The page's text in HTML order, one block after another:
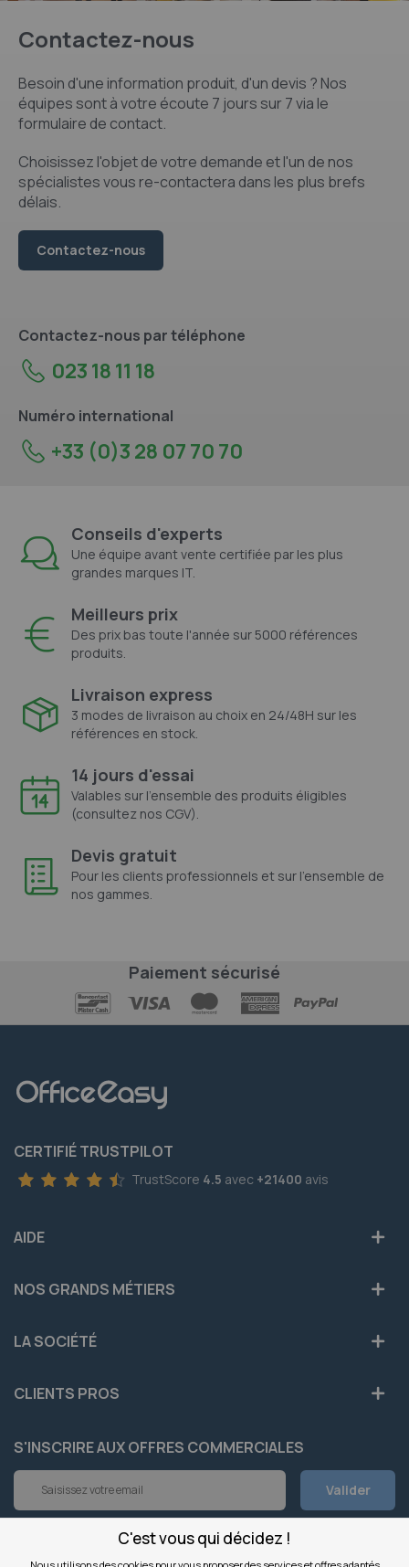
C'est vous qui décidez !
Contactez-nous
Besoin d'une information produit, d'un devis ? Nos
équipes sont à votre écoute 7 jours sur 7 via le
formulaire de contact.
Choisissez l'objet de votre demande et l'un de nos
spécialistes vous re-contactera dans les plus brefs
délais.
Contactez-nous
Contactez-nous par téléphone
023 18 11 18
Numéro international
+33 (0)3 28 07 70 70
Conseils d'experts
Une équipe avant vente certifiée par les plus
grandes marques IT.
Meilleurs prix
Des prix bas toute l'année sur 5000 références
produits.
Livraison express
3 modes de livraison au choix en 24/48H sur les
références en stock.
14 jours d'essai
Valables sur l'ensemble des produits éligibles
(consultez nos CGV).
Devis gratuit
Pour les clients professionnels et sur l'ensemble de
nos gammes.
Paiement sécurisé
CERTIFIÉ TRUSTPILOT
TrustScore 4.5 avec +21400 avis
AIDE
NOS GRANDS MÉTIERS
LA SOCIÉTÉ
CLIENTS PROS
S'INSCRIRE AUX OFFRES COMMERCIALES
Inscription
notre
Valider